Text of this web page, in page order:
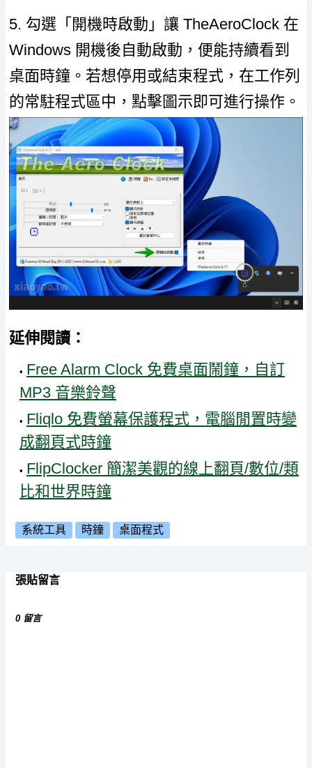
5. 勾選「開機時啟動」讓 TheAeroClock 在
Windows 開機後自動啟動，便能持續看到
桌面時鐘。若想停用或結束程式，在工作列
的常駐程式區中，點擊圖示即可進行操作。
延伸閱讀：
Free Alarm Clock 免費桌面鬧鐘，自訂
MP3 音樂鈴聲
Fliqlo 免費螢幕保護程式，電腦閒置時變
成翻頁式時鐘
FlipClocker 簡潔美觀的線上翻頁/數位/類
比和世界時鐘
系統工具 時鐘 桌面程式
張貼留言
0 留言